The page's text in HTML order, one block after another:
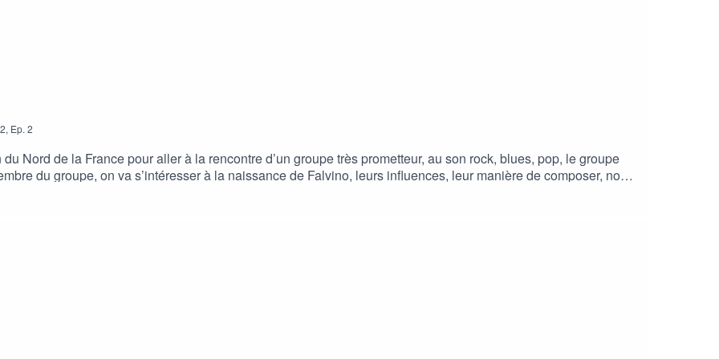
2, Ep. 2
Nord de la France pour aller à la rencontre d’un groupe très prometteur, au son rock, blues, pop, le groupe
du groupe, on va s’intéresser à la naissance de Falvino, leurs influences, leur manière de composer, nous
EP Primo sorti tout récemment sur toutes les plateformes.Musique générique issue du site upbeat :